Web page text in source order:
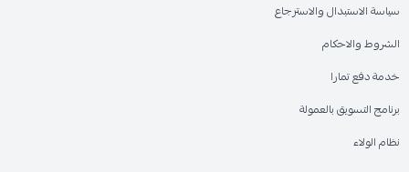
سياسة الاستبدال والاسترجاع
الشروط والاحكام
خدمة دفع تمارا
برنامج التسويق بالعمولة
نظام الولاء